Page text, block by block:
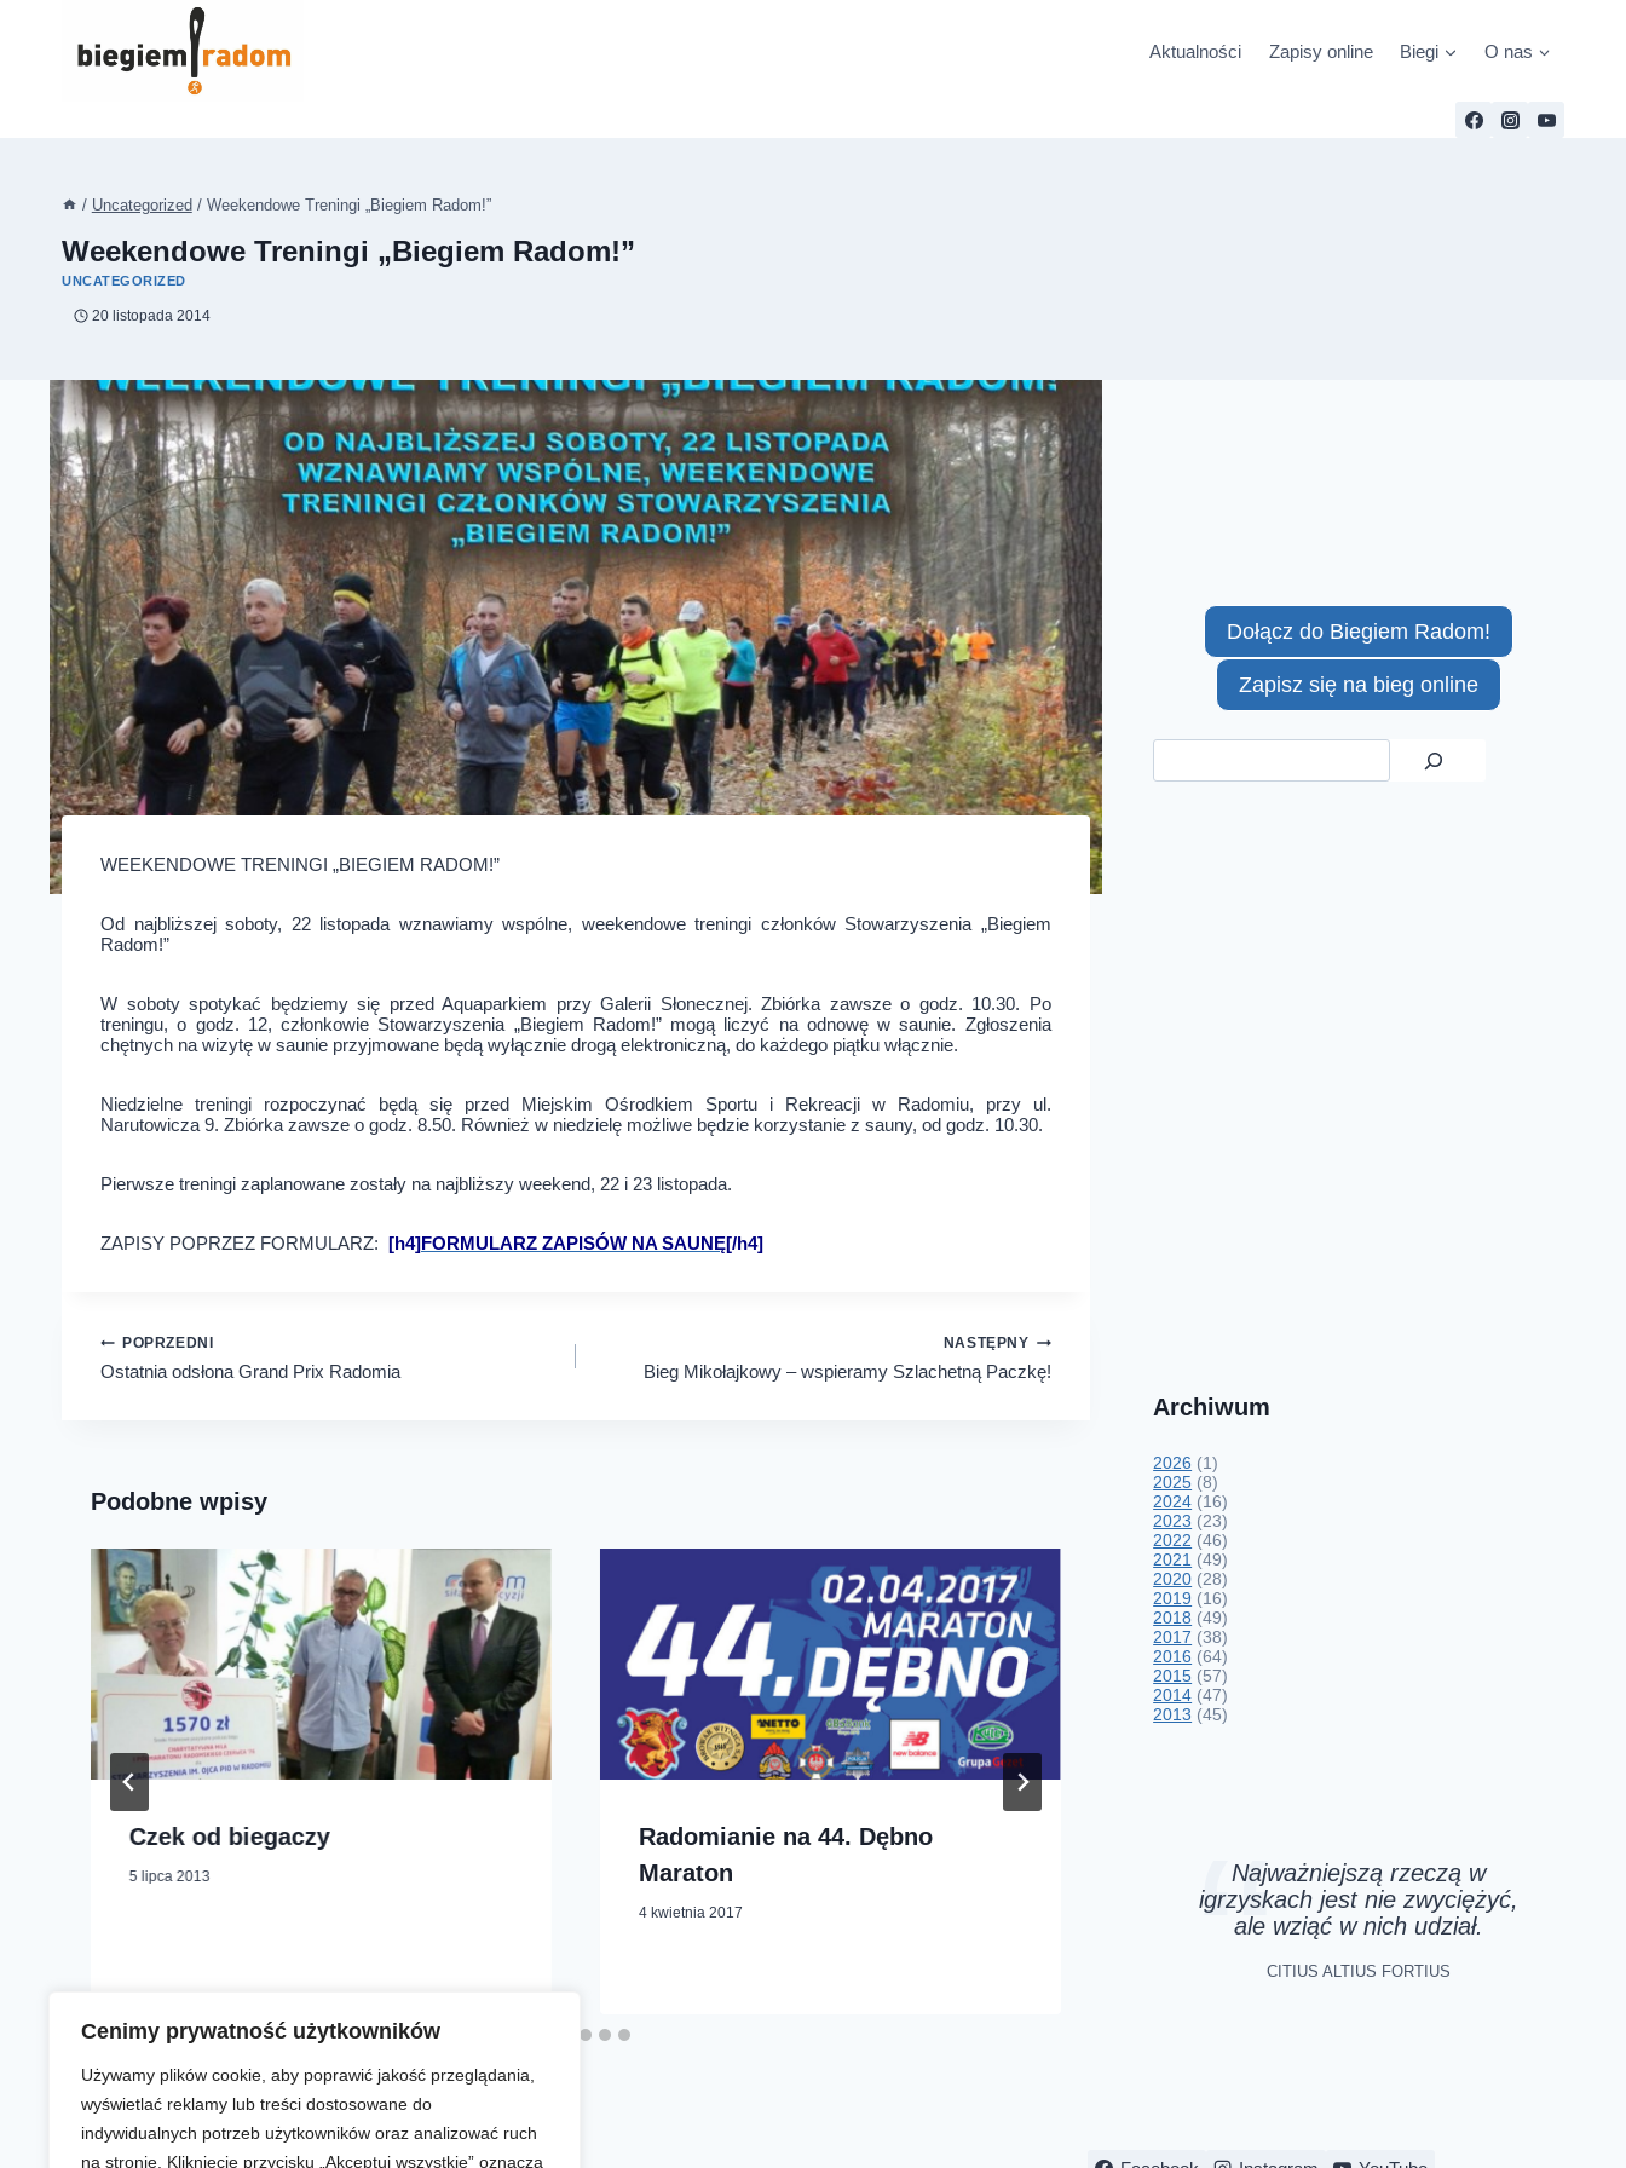
Cenimy prywatność użytkowników
Używamy plików cookie, aby poprawić jakość przeglądania,
wyświetlać reklamy lub treści dostosowane do
indywidualnych potrzeb użytkowników oraz analizować ruch
na stronie. Kliknięcie przycisku „Akceptuj wszystkie” oznacza
Aktualności Zapisy online Biegi O nas
/ Uncategorized / Weekendowe Treningi „Biegiem Radom!”
Weekendowe Treningi „Biegiem Radom!”
UNCATEGORIZED
20 listopada 2014
WEEKENDOWE TRENINGI „BIEGIEM RADOM!”
Od najbliższej soboty, 22 listopada wznawiamy wspólne, weekendowe treningi członków Stowarzyszenia „Biegiem
Radom!”
W soboty spotykać będziemy się przed Aquaparkiem przy Galerii Słonecznej. Zbiórka zawsze o godz. 10.30. Po
treningu, o godz. 12, członkowie Stowarzyszenia „Biegiem Radom!” mogą liczyć na odnowę w saunie. Zgłoszenia
chętnych na wizytę w saunie przyjmowane będą wyłącznie drogą elektroniczną, do każdego piątku włącznie.
Niedzielne treningi rozpoczynać będą się przed Miejskim Ośrodkiem Sportu i Rekreacji w Radomiu, przy ul.
Narutowicza 9. Zbiórka zawsze o godz. 8.50. Również w niedzielę możliwe będzie korzystanie z sauny, od godz. 10.30.
Pierwsze treningi zaplanowane zostały na najbliższy weekend, 22 i 23 listopada.
ZAPISY POPRZEZ FORMULARZ: [h4]FORMULARZ ZAPISÓW NA SAUNĘ[/h4]
Nawigacja
wpisu
POPRZEDNI
Ostatnia odsłona Grand Prix Radomia
NASTĘPNY
Bieg Mikołajkowy – wspieramy Szlachetną Paczkę!
Podobne wpisy
Czek od biegaczy
5 lipca 2013
Radomianie na 44. Dębno
Maraton
4 kwietnia 2017
Niezwykle udany „Bieg dla
Pawełka”
Dołącz do Biegiem Radom!
Zapisz się na bieg online
Szukaj
Archiwum
2026 (1)
2025 (8)
2024 (16)
2023 (23)
2022 (46)
2021 (49)
2020 (28)
2019 (16)
2018 (49)
2017 (38)
2016 (64)
2015 (57)
2014 (47)
2013 (45)
Najważniejszą rzeczą w
igrzyskach jest nie zwyciężyć,
ale wziąć w nich udział.
CITIUS ALTIUS FORTIUS